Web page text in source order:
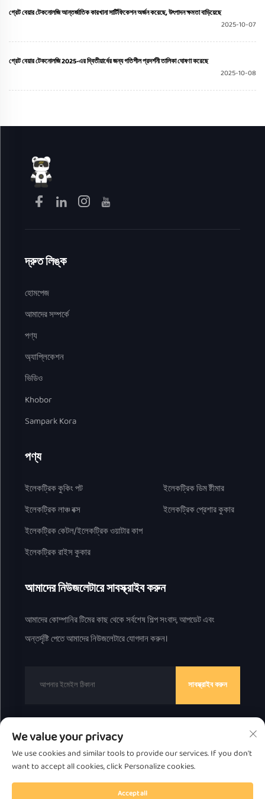
গ্রেট বেয়ার টেকনোলজি আন্তর্জাতিক কারখানা সার্টিফিকেশন অর্জন করেছে, উৎপাদন ক্ষমতা বাড়িয়েছে
2025-10-07
গ্রেট বেয়ার টেকনোলজি 2025-এর দ্বিতীয়ার্ধের জন্য গতিশীল প্রদর্শনী তালিকা ঘোষণা করেছে
2025-10-08
দ্রুত লিঙ্ক
হোমপেজ
আমাদের সম্পর্কে
পণ্য
অ্যাপ্লিকেশন
ভিডিও
Khobor
Sampark Kora
পণ্য
ইলেকট্রিক কুকিং পট
ইলেকট্রিক লাঞ্চ বক্স
ইলেকট্রিক কেটল/ইলেকট্রিক ওয়াটার কাপ
ইলেকট্রিক রাইস কুকার
ইলেকট্রিক ডিম ষ্টীমার
ইলেকট্রিক প্রেশার কুকার
আমাদের নিউজলেটারে সাবস্ক্রাইব করুন
আমাদের কোম্পানির টিমের কাছ থেকে সর্বশেষ শিল্প সংবাদ, আপডেট এবং
অন্তর্দৃষ্টি পেতে আমাদের নিউজলেটারে যোগদান করুন।
সাবস্ক্রাইব করুন
কপিরাইট © 2025 চাওজোউ গ্রেট বেয়ার টেকনোলজি কো।, লিমিটেড দ্বারা
গোপনীয়তা নীতি
উপরে স্ক্রোল করুন
We value your privacy
We use cookies and similar tools to provide our services. If you don't
want to accept all cookies, click Personalize cookies.
Accept all